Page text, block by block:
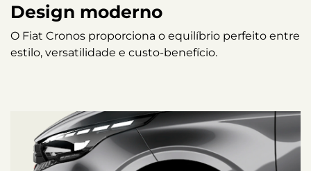
Design moderno
O Fiat Cronos proporciona o equilíbrio perfeito entre
estilo, versatilidade e custo-benefício.